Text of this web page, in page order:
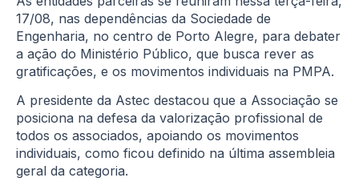
17/08, nas dependências da Sociedade de
Engenharia, no centro de Porto Alegre, para debater
a ação do Ministério Público, que busca rever as
gratificações, e os movimentos individuais na PMPA.
A presidente da Astec destacou que a Associação se
posiciona na defesa da valorização profissional de
todos os associados, apoiando os movimentos
individuais, como ficou definido na última assembleia
geral da categoria.